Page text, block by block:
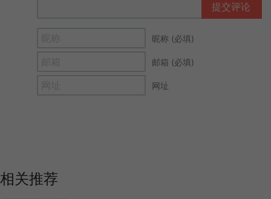
提交评论
昵称 (必填)
邮箱 (必填)
网址
相关推荐